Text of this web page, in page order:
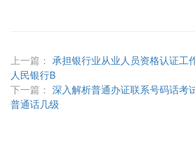
上一篇： 承担银行业从业人员资格认证工
人民银行B
下一篇： 深入解析普通办证联系号码话考
普通话几级